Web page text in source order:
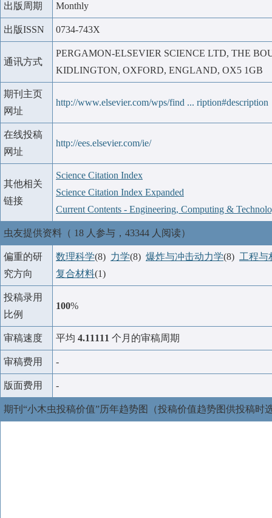
出版周期 Monthly
出版ISSN 0734-743X
通讯方式
PERGAMON-ELSEVIER SCIENCE LTD, THE
KIDLINGTON, OXFORD, ENGLAND, OX5 1GB
期刊主页
网址
http://www.elsevier.com/wps/find ... ription#description
在线投稿
网址
http://ees.elsevier.com/ie/
其他相关
链接
Science Citation Index
Science Citation Index Expanded
Current Contents - Engineering, Computing &
虫友提供资料（ 18 人参与，43344 人阅读）
偏重的研
究方向
数理科学(8) 力学(8) 爆炸与冲击动力学(8) 工程与
复合材料(1)
投稿录用
比例
100%
审稿速度 平均 4.11111 个月的审稿周期
审稿费用 -
版面费用 -
期刊“小木虫投稿价值”历年趋势图（投稿价值趋势图供投稿时